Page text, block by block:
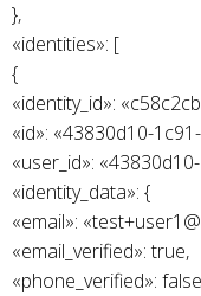
},
«identities»: [
{
«identity_id»:
«id»: «43830d10-
«user_id»:
«identity_data»: {
«email»:
«email_verified»: true,
«phone_verified»: